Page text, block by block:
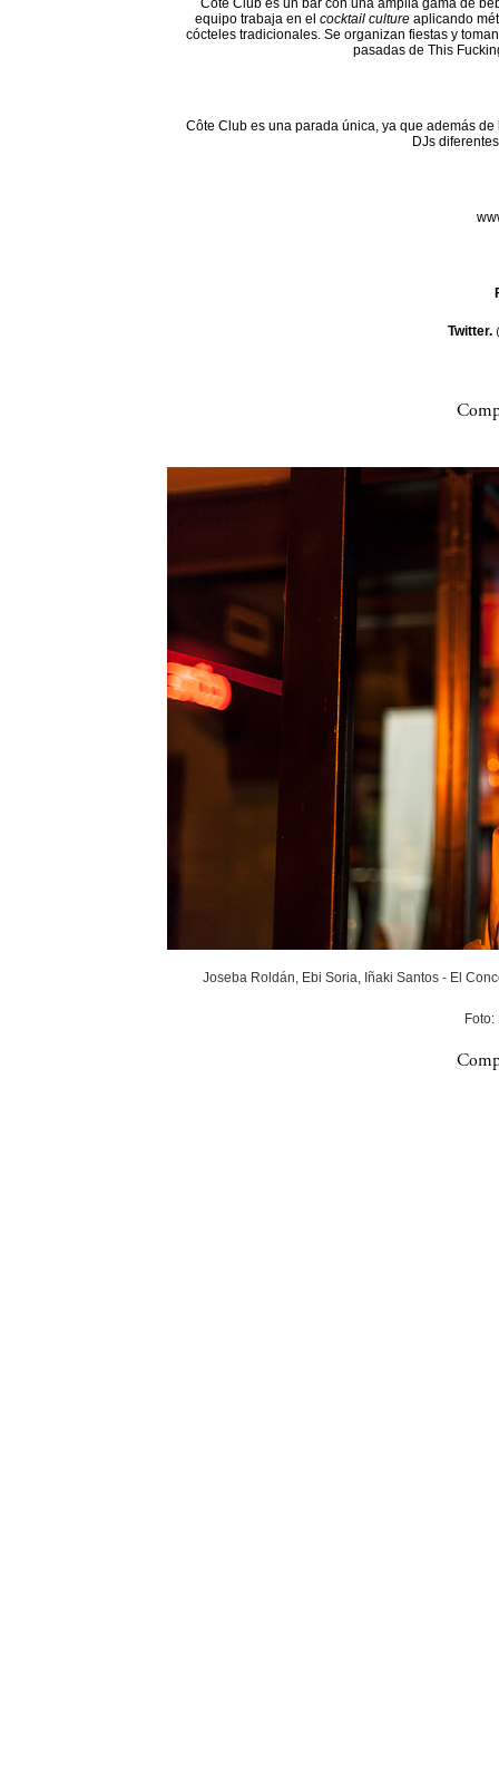
equipo trabaja en el cocktail culture aplicando
cócteles tradicionales. Se organizan fiestas y
pasadas de This
Côte Club es una parada única, ya que además
DJs
Twitter.
Joseba Roldán, Ebi Soria, Iñaki Santos - El